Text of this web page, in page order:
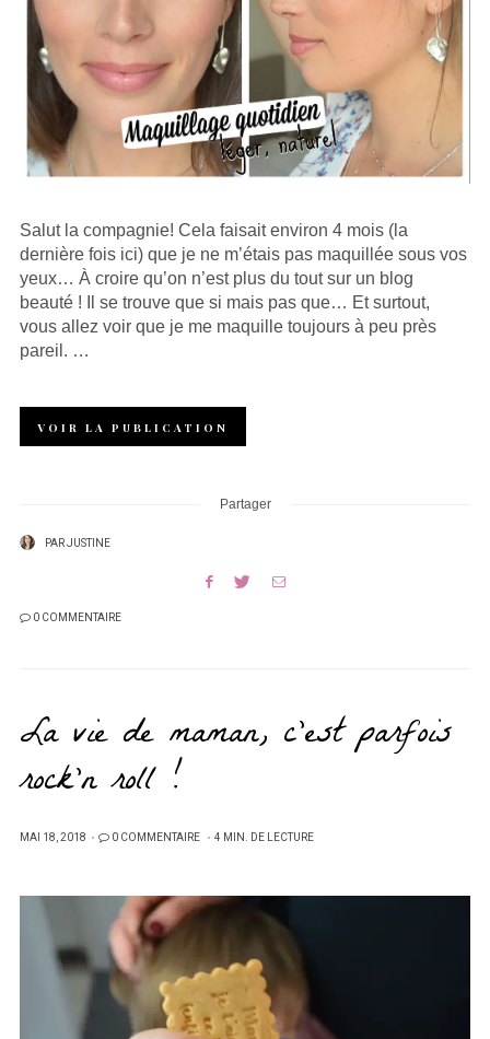
Salut la compagnie! Cela faisait environ 4 mois (la
dernière fois ici) que je ne m’étais pas maquillée sous vos
yeux… À croire qu’on n’est plus du tout sur un blog
beauté ! Il se trouve que si mais pas que… Et surtout,
vous allez voir que je me maquille toujours à peu près
pareil. …
VOIR LA PUBLICATION
Partager
PARJUSTINE
0 COMMENTAIRE
La vie de maman, c’est parfois
rock’n roll !
PUBLIÉ
MAI 18, 2018 0 COMMENTAIRE 4 MIN. DE LECTURE